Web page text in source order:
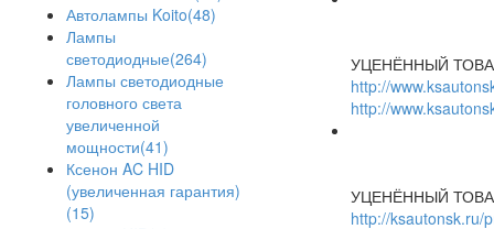
Автолампы Koito(48)
Лампы
светодиодные(264)
Лампы светодиодные
головного света
увеличенной
мощности(41)
Ксенон AC HID
(увеличенная гарантия)
(15)
УЦЕНЁННЫЙ
http://
http://
УЦЕНЁННЫЙ
http://ksautonsk.ru/